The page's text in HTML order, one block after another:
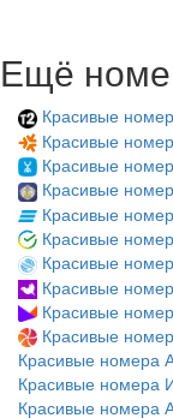
Ещё
Красивые
Красивые
Красивые
Красивые
Красивые
Красивые
Красивые
Красивые
Красивые
Красивые
Красивые номера
Красивые номера
Красивые номера